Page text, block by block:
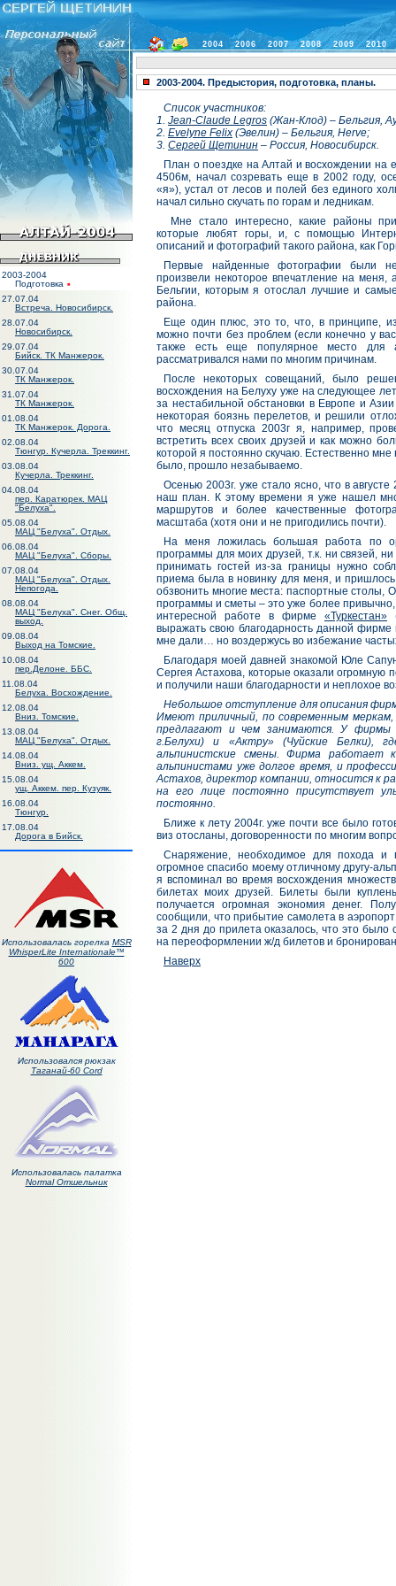
2004 2006 2007 2008 2009 2010
2003-2004
Подготовка
27.07.04
Встреча. Новосибирск.
28.07.04
Новосибирск.
29.07.04
Бийск. ТК Манжерок.
30.07.04
ТК Манжерок.
31.07.04
ТК Манжерок.
01.08.04
ТК Манжерок. Дорога.
02.08.04
Тюнгур. Кучерла. Треккинг.
03.08.04
Кучерла. Треккинг.
04.08.04
пер. Каратюрек. МАЦ
"Белуха".
05.08.04
МАЦ "Белуха". Отдых.
06.08.04
МАЦ "Белуха". Сборы.
07.08.04
МАЦ "Белуха". Отдых.
Непогода.
08.08.04
МАЦ "Белуха". Снег. Общ.
выход.
09.08.04
Выход на Томские.
10.08.04
пер.Делоне. ББС.
11.08.04
Белуха. Восхождение.
12.08.04
Вниз. Томские.
13.08.04
МАЦ "Белуха". Отдых.
14.08.04
Вниз. ущ. Аккем.
15.08.04
ущ. Аккем. пер. Кузуяк.
16.08.04
Тюнгур.
17.08.04
Дорога в Бийск.
Использовалась горелка MSR
WhisperLite Internationale™
600
Использовался рюкзак
Таганай-60 Cord
Использовалась палатка
Normal Отшельник
2003-2004. Предыстория, подготовка, планы.
Список участников:
1. Jean-Claude Legros (Жан-Клод) – Бельгия,
2. Evelyne Felix (Эвелин) – Бельгия, Herve;
3. Сергей Щетинин – Россия, Новосибирск.
План о поездке на Алтай и восхождении на
4506м, начал созревать еще в 2002 году,
«я»), устал от лесов и полей без единого
начал сильно скучать по горам и ледникам.
Мне стало интересно, какие районы
которые любят горы, и, с помощью
описаний и фотографий такого района, как
Первые найденные фотографии были
произвели некоторое впечатление на
Бельгии, которым я отослал лучшие и
района.
Еще один плюс, это то, что, в принципе,
можно почти без проблем (если конечно у
также есть еще популярное место для
рассматривался нами по многим причинам.
После некоторых совещаний, было
восхождения на Белуху уже на следующее
за нестабильной обстановки в Европе и
некоторая боязнь перелетов, и решили
что месяц отпуска 2003г я, например,
встретить всех своих друзей и как можно
которой я постоянно скучаю. Естественно
было, прошло незабываемо.
Осенью 2003г. уже стало ясно, что в
наш план. К этому времени я уже нашел
маршрутов и более качественные
масштаба (хотя они и не пригодились почти).
На меня ложилась большая работа по
программы для моих друзей, т.к. ни связей,
принимать гостей из-за границы нужно
приема была в новинку для меня, и
обзвонить многие места: паспортные столы,
программы и сметы – это уже более
интересной работе в фирме «Туркестан»
выражать свою благодарность данной фирме
мне дали… но воздержусь во избежание
Благодаря моей давней знакомой Юле
Сергея Астахова, которые оказали
и получили наши благодарности и неплохое
Небольшое отступление для описания
Имеют приличный, по современным
предлагают и чем занимаются. У фирмы
г.Белухи) и «Актру» (Чуйские Белки),
альпинистские смены. Фирма работает
альпинистами уже долгое время, и
Астахов, директор компании, относится к
на его лице постоянно присутствует
постоянно.
Ближе к лету 2004г. уже почти все было
виз отосланы, договоренности по многим
Снаряжение, необходимое для похода и
огромное спасибо моему отличному другу-
я вспоминал во время восхождения
билетах моих друзей. Билеты были
получается огромная экономия денег.
сообщили, что прибытие самолета в
за 2 дня до прилета оказалось, что это
на переоформлении ж/д билетов и
Наверх